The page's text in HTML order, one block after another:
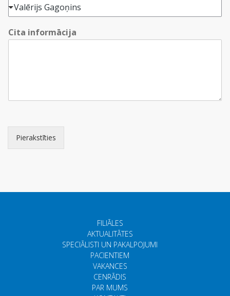
Valērijs Gagoņins
Cita informācija
Pierakstīties
FILIĀLES
AKTUALITĀTES
SPECIĀLISTI UN PAKALPOJUMI
PACIENTIEM
VAKANCES
CENRĀDIS
PAR MUMS